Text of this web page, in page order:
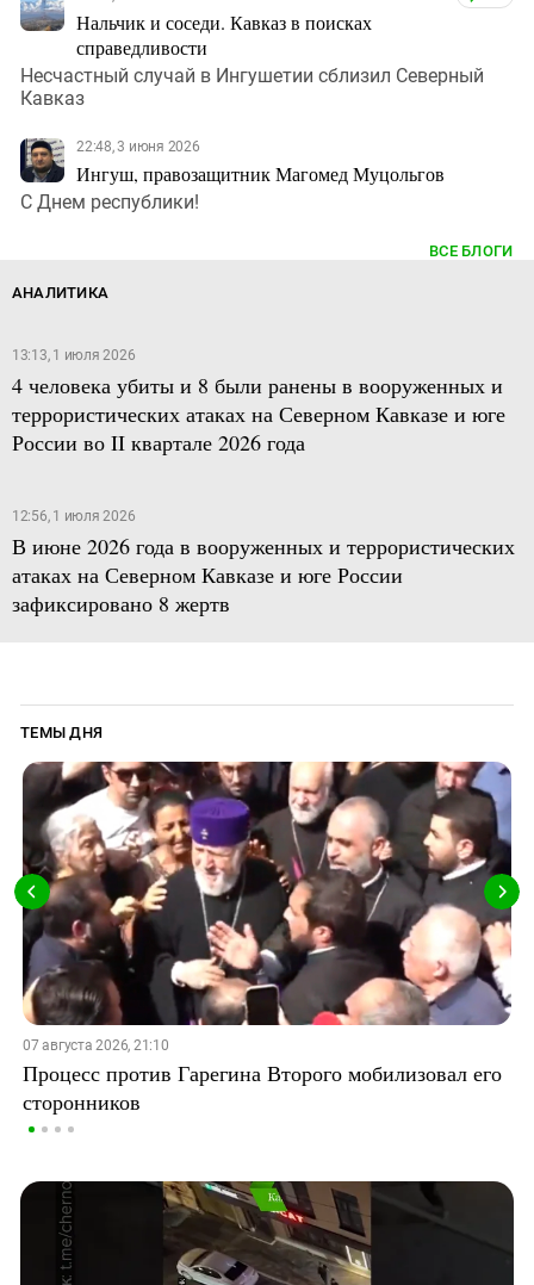
Нальчик и соседи. Кавказ в поисках
справедливости
Несчастный случай в Ингушетии сблизил Северный
Кавказ
22:48, 3 июня 2026
Ингуш, правозащитник Магомед Муцольгов
С Днем республики!
ВСЕ БЛОГИ
АНАЛИТИКА
13:13, 1 июля 2026
4 человека убиты и 8 были ранены в вооруженных и
террористических атаках на Северном Кавказе и юге
России во II квартале 2026 года
12:56, 1 июля 2026
В июне 2026 года в вооруженных и террористических
атаках на Северном Кавказе и юге России
зафиксировано 8 жертв
ТЕМЫ ДНЯ
07 августа 2026, 21:10
Процесс против Гарегина Второго мобилизовал его
сторонников